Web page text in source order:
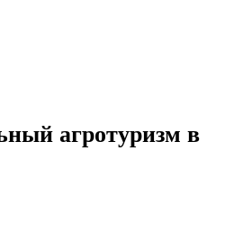
агротуризм в